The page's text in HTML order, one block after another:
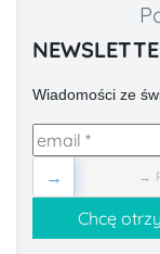
Wiadomości ze
→
→